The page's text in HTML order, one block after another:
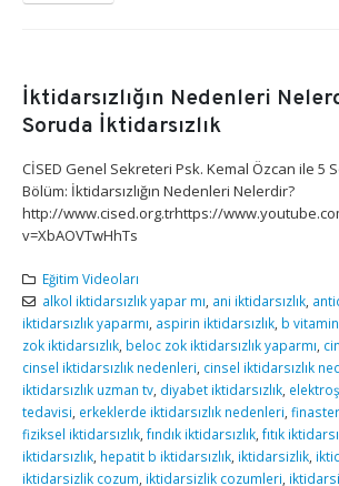
İktidarsızlığın Nedenleri
Soruda İktidarsızlık
CİSED Genel Sekreteri Psk. Kemal Özcan ile 5
Bölüm: İktidarsızlığın Nedenleri Nelerdir?
http://www.cised.org.trhttps://
v=XbAOVTwHhTs
Eğitim Videoları
alkol iktidarsızlık yapar mı ani iktidarsızlık,
iktidarsızlık yaparmı aspirin iktidarsızlık b
zok iktidarsızlık beloc zok iktidarsızlık yaparmı
cinsel iktidarsızlık nedenleri cinsel iktidarsızlık
iktidarsızlık uzman tv diyabet iktidarsızlık
tedavisi erkeklerde iktidarsızlık nedenleri
fiziksel iktidarsızlık fındık iktidarsızlık fıtık
iktidarsızlık hepatit b iktidarsızlık iktidarsizlik
iktidarsizlik cozum iktidarsizlik cozumleri